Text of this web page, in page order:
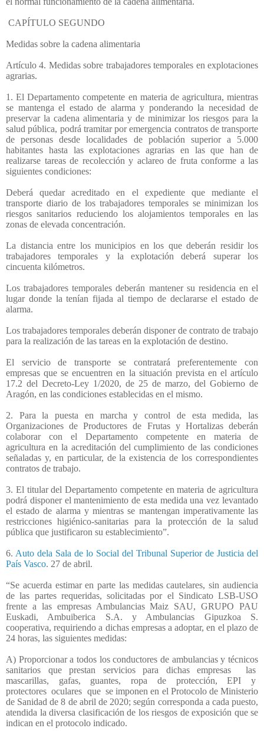
CAPÍTULO SEGUNDO
Medidas sobre la cadena alimentaria
Artículo 4. Medidas sobre trabajadores temporales en explotaciones
agrarias.
1. El Departamento competente en materia de agricultura, mientras
se mantenga el estado de alarma y ponderando la necesidad de
preservar la cadena alimentaria y de minimizar los riesgos para la
salud pública, podrá tramitar por emergencia contratos de transporte
de personas desde localidades de población superior a 5.000
habitantes hasta las explotaciones agrarias en las que han de
realizarse tareas de recolección y aclareo de fruta conforme a las
siguientes condiciones:
Deberá quedar acreditado en el expediente que mediante el
transporte diario de los trabajadores temporales se minimizan los
riesgos sanitarios reduciendo los alojamientos temporales en las
zonas de elevada concentración.
La distancia entre los municipios en los que deberán residir los
trabajadores temporales y la explotación deberá superar los
cincuenta kilómetros.
Los trabajadores temporales deberán mantener su residencia en el
lugar donde la tenían fijada al tiempo de declararse el estado de
alarma.
Los trabajadores temporales deberán disponer de contrato de trabajo
para la realización de las tareas en la explotación de destino.
El servicio de transporte se contratará preferentemente con
empresas que se encuentren en la situación prevista en el artículo
17.2 del Decreto-Ley 1/2020, de 25 de marzo, del Gobierno de
Aragón, en las condiciones establecidas en el mismo.
2. Para la puesta en marcha y control de esta medida, las
Organizaciones de Productores de Frutas y Hortalizas deberán
colaborar con el Departamento competente en materia de
agricultura en la acreditación del cumplimiento de las condiciones
señaladas y, en particular, de la existencia de los correspondientes
contratos de trabajo.
3. El titular del Departamento competente en materia de agricultura
podrá disponer el mantenimiento de esta medida una vez levantado
el estado de alarma y mientras se mantengan imperativamente las
restricciones higiénico-sanitarias para la protección de la salud
pública que justificaron su establecimiento”.
6. Auto dela Sala de lo Social del Tribunal Superior de Justicia del
País Vasco. 27 de abril.
“Se acuerda estimar en parte las medidas cautelares, sin audiencia
de las partes requeridas, solicitadas por el Sindicato LSB-USO
frente a las empresas Ambulancias Maiz SAU, GRUPO PAU
Euskadi, Ambuiberica S.A. y Ambulancias Gipuzkoa S.
cooperativa, requiriendo a dichas empresas a adoptar, en el plazo de
24 horas, las siguientes medidas:
A) Proporcionar a todos los conductores de ambulancias y técnicos
sanitarios que prestan servicios para dichas empresas
las
mascarillas,
gafas, guantes, ropa de protección, EPI
y
protectores oculares que se imponen en el Protocolo de Ministerio
de Sanidad de 8 de abril de 2020; según corresponda a cada puesto,
atendida la diversa clasificación de los riesgos de exposición que se
indican en el protocolo indicado.